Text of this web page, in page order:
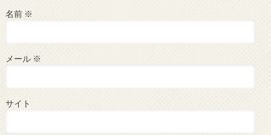
名前 ※
メール ※
サイト